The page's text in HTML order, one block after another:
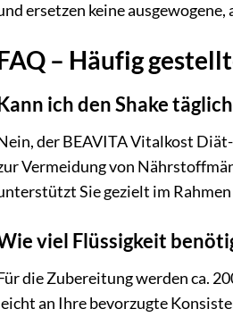
ersetzen keine
– Häufig
ich den Shake
der BEAVITA Vitalkost
Vermeidung von
Sie gezielt im
viel Flüssigkeit
die Zubereitung werden ca.
an Ihre bevorzugte